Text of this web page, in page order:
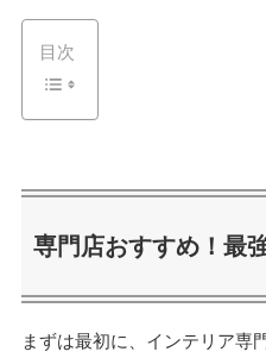
目次
専門店おすすめ！最
まずは最初に、インテリア専